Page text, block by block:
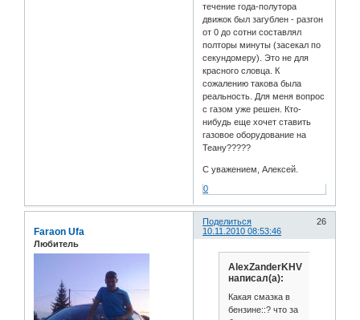
течение года-полутора
движок был загублен - разгон
от 0 до сотни составлял
полторы минуты (засекал по
секундомеру). Это не для
красного словца. К
сожалению такова была
реальность. Для меня вопрос
с газом уже решен. Кто-
нибудь еще хочет ставить
газовое оборудование на
Теану?????
С уважением, Алексей.
0
Поделиться
26
10.11.2010 08:53:46
Faraon Ufa
Любитель
AlexZanderKHV
написал(а):
Какая смазка в
бензине::? что за